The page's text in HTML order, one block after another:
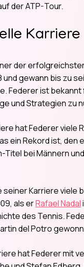
der ATP-Tour.
Karriere
der
und gewann bis zu
Federer ist
und Strategien zu
hat Federer viele
ein Rekord ist, den
Titel bei Männern
seiner Karriere
als erRafael Nadal
des Tennis.
del Potro
hat Federer mit